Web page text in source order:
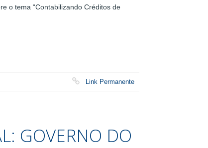
o tema “Contabilizando Créditos de
Link Permanente
GOVERNO DO